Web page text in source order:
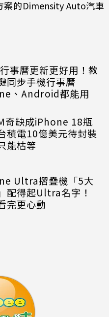
案的Dimensity Auto汽車
事曆更新更好用！教
同步手機行事曆
、Android都能用
奇缺成iPhone 18瓶
積電10億美元待封裝
能枯等
Ultra摺疊機「5大
配得起Ultra名字！
完更心動